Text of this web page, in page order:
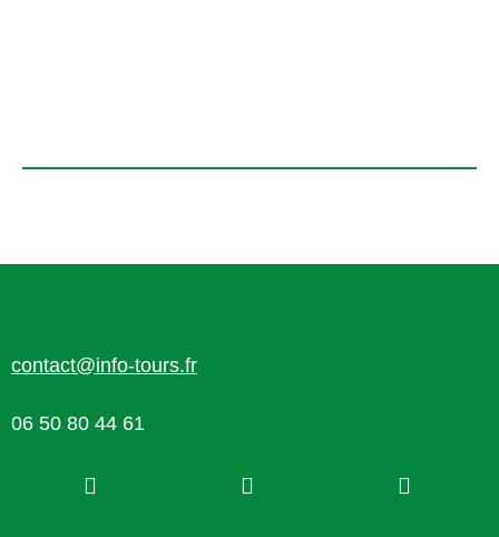
contact@info-tours.fr
06 50 80 44 61